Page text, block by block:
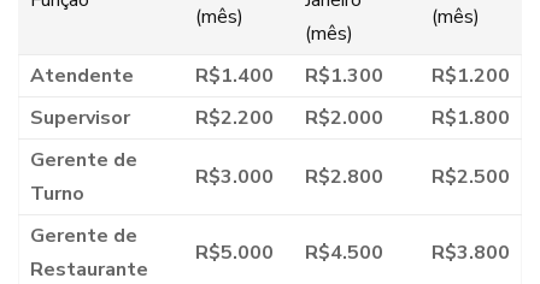
(mês)
(mês)
(mês)
Atendente R$1.400 R$1.300
R$1.200
Supervisor
R$2.200 R$2.000
R$1.800
Gerente de
Turno
R$3.000 R$2.800 R$2.500
Gerente de
Restaurante
R$5.000 R$4.500 R$3.800